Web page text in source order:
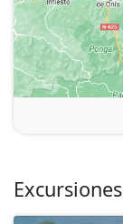
Excursiones